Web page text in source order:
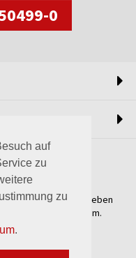
auf
zu
zu
.
0
und unser Streben
Anlagen um.
uns.